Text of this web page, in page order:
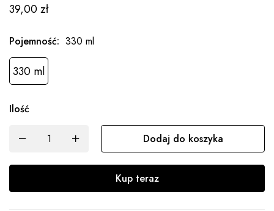
39,00zł
Pojemność: 330 ml
330 ml
Ilość
Dodaj do koszyka
Kup teraz